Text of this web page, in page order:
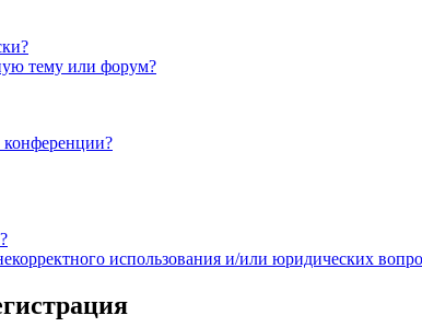
тему или форум?
использования и/или юридических